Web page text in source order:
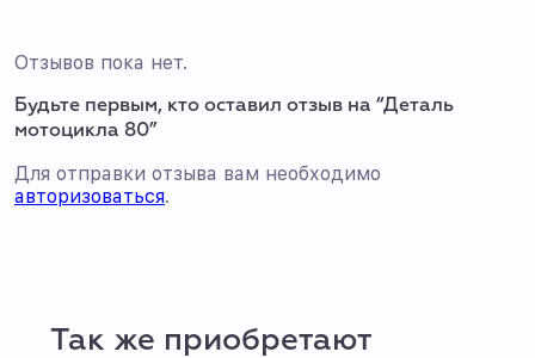
Отзывов пока нет.
Будьте первым, кто оставил отзыв на “Деталь
мотоцикла 80”
Для отправки отзыва вам необходимо
авторизоваться.
Так же приобретают